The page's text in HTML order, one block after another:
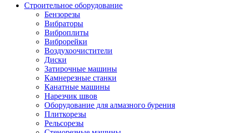
Строительное оборудование
Бензорезы
Вибраторы
Виброплиты
Виброрейки
Воздухоочистители
Диски
Затирочные машины
Камнерезные станки
Канатные машины
Нарезчик швов
Оборудование для алмазного бурения
Плиткорезы
Рельсорезы